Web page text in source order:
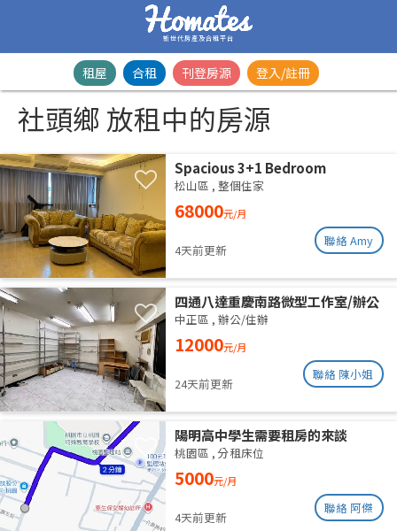
新世代房產及合租平台
租屋 合租 刊登房源 登入/註冊
社頭鄉 放租中的房源
Spacious 3+1 Bedroom
Residence | Songshan District |
Taipei Arena MRTSpacious 42-
Ping Designer Apartment | Near
松山區 , 整個住家
68000元/月
4天前更新
聯絡 Amy
四通八達重慶南路微型工作室/辦公
室出租
中正區 , 辦公/住辦
12000元/月
24天前更新
聯絡 陳小姐
陽明高中學生需要租房的來談
桃園區 , 分租床位
5000元/月
4天前更新
聯絡 阿傑